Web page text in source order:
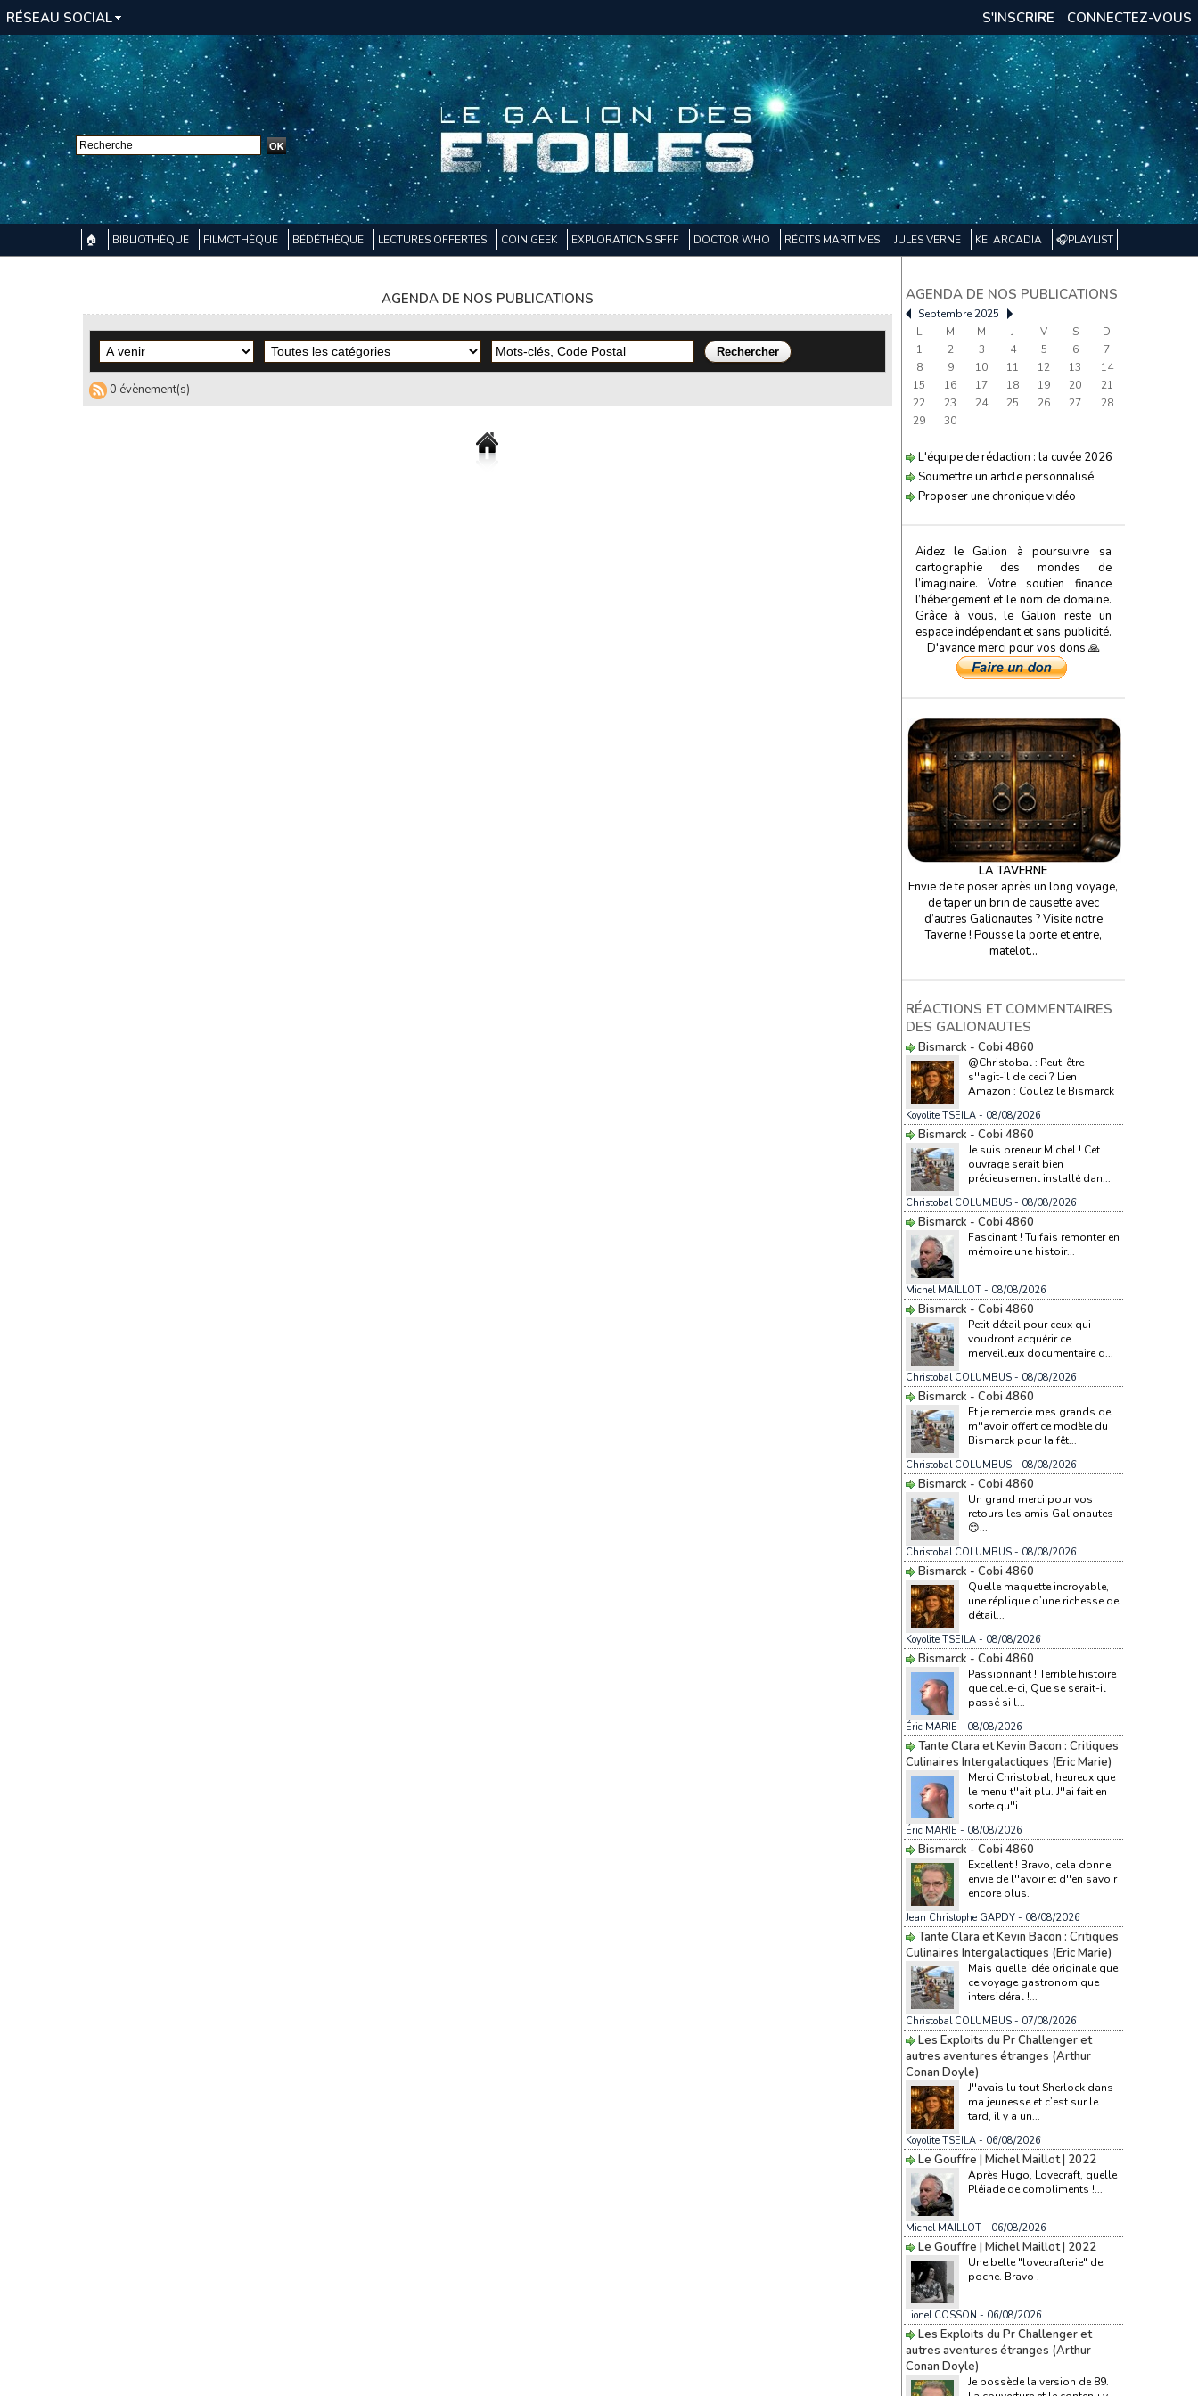
RÉSEAU SOCIAL CONNECTEZ-VOUS
S'INSCRIRE
🏠 BIBLIOTHÈQUE FILMOTHÈQUE BÉDÉTHÈQUE LECTURES OFFERTES COIN GEEK EXPLORATIONS SFFF DOCTOR WHO RÉCITS MARITIMES JULES VERNE KEI ARCADIA 🎧PLAYLIST
AGENDA DE NOS PUBLICATIONS
0 évènement(s)
AGENDA DE NOS PUBLICATIONS
Septembre 2025
L
M M J V S
D
1
2 3 4 5 6
7
8
9 10 11 12 13
14
15
16 17 18 19 20
21
22
23 24 25 26 27
28
29
30
L'équipe de rédaction : la cuvée 2026
Soumettre un article personnalisé
Proposer une chronique vidéo
Aidez le Galion à poursuivre sa
cartographie des mondes de
l’imaginaire. Votre soutien finance
l’hébergement et le nom de domaine.
Grâce à vous, le Galion reste un
espace indépendant et sans publicité.
D'avance merci pour vos dons 🙏
LA TAVERNE
Envie de te poser après un long voyage,
de taper un brin de causette avec
d’autres Galionautes ? Visite notre
Taverne ! Pousse la porte et entre,
matelot…
RÉACTIONS ET COMMENTAIRES
DES GALIONAUTES
Bismarck - Cobi 4860
@Christobal : Peut-être
s''agit-il de ceci ? Lien
Amazon : Coulez le Bismarck
Koyolite TSEILA- 08/08/2026
Bismarck - Cobi 4860
Je suis preneur Michel ! Cet
ouvrage serait bien
précieusement installé dan...
Christobal COLUMBUS- 08/08/2026
Bismarck - Cobi 4860
Fascinant ! Tu fais remonter en
mémoire une histoir...
Michel MAILLOT- 08/08/2026
Bismarck - Cobi 4860
Petit détail pour ceux qui
voudront acquérir ce
merveilleux documentaire d...
Christobal COLUMBUS- 08/08/2026
Bismarck - Cobi 4860
Et je remercie mes grands de
m''avoir offert ce modèle du
Bismarck pour la fêt...
Christobal COLUMBUS- 08/08/2026
Bismarck - Cobi 4860
Un grand merci pour vos
retours les amis Galionautes
😊...
Christobal COLUMBUS- 08/08/2026
Bismarck - Cobi 4860
Quelle maquette incroyable,
une réplique d’une richesse de
détail...
Koyolite TSEILA- 08/08/2026
Bismarck - Cobi 4860
Passionnant ! Terrible histoire
que celle-ci, Que se serait-il
passé si l...
Éric MARIE - 08/08/2026
Tante Clara et Kevin Bacon : Critiques
Culinaires Intergalactiques (Eric Marie)
Merci Christobal, heureux que
le menu t''ait plu. J''ai fait en
sorte qu''i...
Éric MARIE - 08/08/2026
Bismarck - Cobi 4860
Excellent ! Bravo, cela donne
envie de l''avoir et d''en savoir
encore plus.
Jean Christophe GAPDY- 08/08/2026
Tante Clara et Kevin Bacon : Critiques
Culinaires Intergalactiques (Eric Marie)
Mais quelle idée originale que
ce voyage gastronomique
intersidéral !...
Christobal COLUMBUS- 07/08/2026
Les Exploits du Pr Challenger et
autres aventures étranges (Arthur
Conan Doyle)
J''avais lu tout Sherlock dans
ma jeunesse et c’est sur le
tard, il y a un...
Koyolite TSEILA- 06/08/2026
Le Gouffre | Michel Maillot | 2022
Après Hugo, Lovecraft, quelle
Pléiade de compliments !...
Michel MAILLOT- 06/08/2026
Le Gouffre | Michel Maillot | 2022
Une belle "lovecrafterie" de
poche. Bravo !
Lionel COSSON - 06/08/2026
Les Exploits du Pr Challenger et
autres aventures étranges (Arthur
Conan Doyle)
Je possède la version de 89.